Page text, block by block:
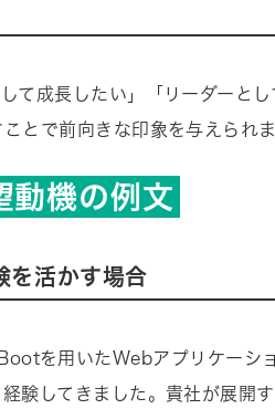
て成長したい」「リーダーとし
とで前向きな印象を与えられま
動機の例文
を活かす場合
を用いたWebアプリケーシ
験してきました。貴社が展開